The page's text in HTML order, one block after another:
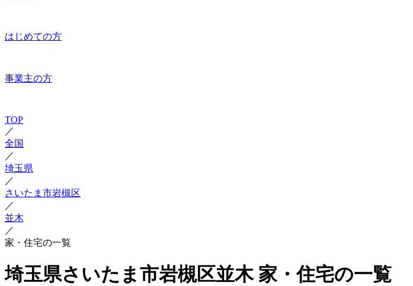
はじめての方
事業主の方
TOP
／
全国
／
埼玉県
／
さいたま市岩槻区
／
並木
／
家・住宅の一覧
埼玉県さいたま市岩槻区並木 家・住宅の一覧